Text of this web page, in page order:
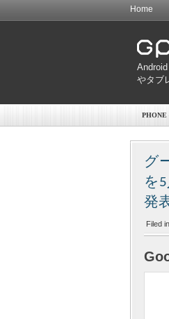
Home
やタブ
PHONE
グ
を
発
Filed in